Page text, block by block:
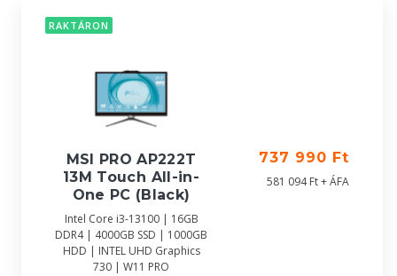
RAKTÁRON
MSI PRO AP222T
13M Touch All-in-
One PC (Black)
Intel Core i3-13100 | 16GB
DDR4 | 4000GB SSD | 1000GB
HDD | INTEL UHD Graphics
730 | W11 PRO
737 990 Ft
581 094 Ft + ÁFA